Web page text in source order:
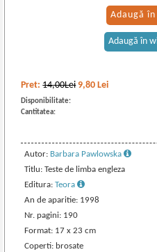
Pret:14,00Lei 9,80 Lei
Disponibilitate:
Cantitatea:
Autor: Barbara Pawlowska
Titlu: Teste de limba engleza
Editura:Teora
An de aparitie: 1998
Nr. pagini: 190
Format: 17 x 23 cm
Coperti: brosate
Adaugă în
Adaugă în